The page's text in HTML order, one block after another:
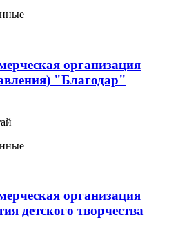
организация
"Благодар"
организация
детского творчества